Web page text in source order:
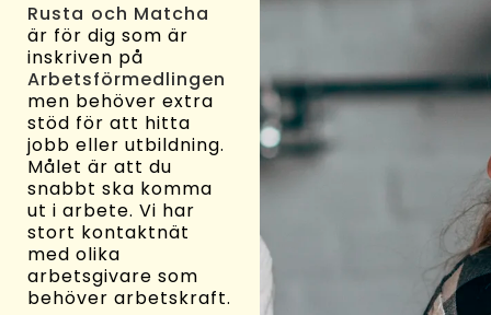
Rusta och Matcha
är för dig som är
inskriven på
Arbetsförmedlingen
men behöver extra
stöd för att hitta
jobb eller utbildning.
Målet är att du
snabbt ska komma
ut i arbete. Vi har
stort kontaktnät
med olika
arbetsgivare som
behöver arbetskraft.